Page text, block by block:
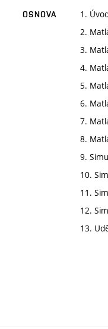
OSNOVA
1.
2.
3.
4.
5.
6.
7.
8.
9.
10.
11.
12.
13.